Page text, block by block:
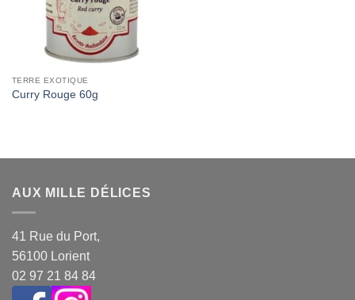
TERRE EXOTIQUE
Curry Rouge 60g
AUX MILLE DÉLICES
41 Rue du Port,
56100 Lorient
02 97 21 84 84